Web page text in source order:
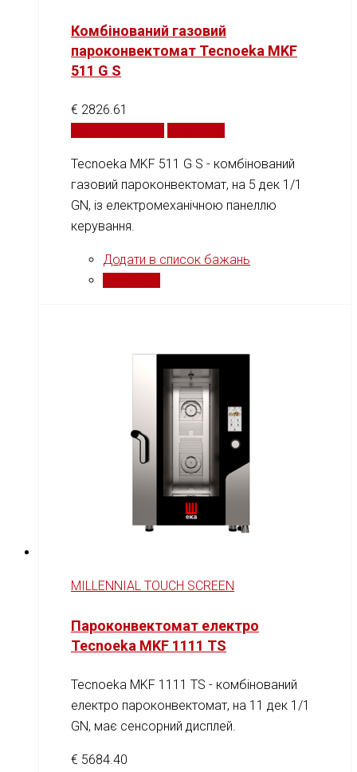
Комбінований газовий
пароконвектомат Tecnoeka MKF
511 G S
€ 2826.61
Tecnoeka MKF 511 G S - комбінований
газовий пароконвектомат, на 5 дек 1/1
GN, із електромеханічною панеллю
керування.
Додати в список бажань
MILLENNIAL TOUCH SCREEN
Пароконвектомат електро
Tecnoeka MKF 1111 TS
Tecnoeka MKF 1111 TS - комбінований
електро пароконвектомат, на 11 дек 1/1
GN, має сенсорний дисплей.
€ 5684.40